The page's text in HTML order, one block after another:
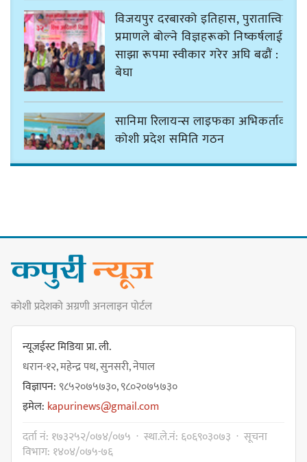
विजयपुर दरबारको इतिहास, पुरातात्त्विक
प्रमाणले बोल्ने विज्ञहरूको निष्कर्षलाई
साझा रूपमा स्वीकार गरेर अघि बढौं :
बेघा
सानिमा रिलायन्स लाइफका अभिकर्ताको
कोशी प्रदेश समिति गठन
फाइभस्टारको सुविधा
सङ्कटग्रस्त सहकारी व्यवस्थापनको रकम
बजेट नै अनिश्चित
कावा प्रमुखद्वारा अमर्यादित व्यवहारप्रति
आपत्ति, नगरसभा स्थगित भएकोमा
कोशी प्रदेशको अग्रणी अनलाइन पोर्टल
न्यूजईस्ट मिडिया प्रा. ली.
धरान-१२, महेन्द्र पथ, सुनसरी, नेपाल
विज्ञापन:९८५२०७५७३०, ९८०२०७५७३०
इमेल: kapurinews@gmail.com
दर्ता नं: १७३२५२/०७४/०७५ · स्था.ले.नं: ६०६९०३०७३ · सूचना
विभाग: १४०४/०७५-७६